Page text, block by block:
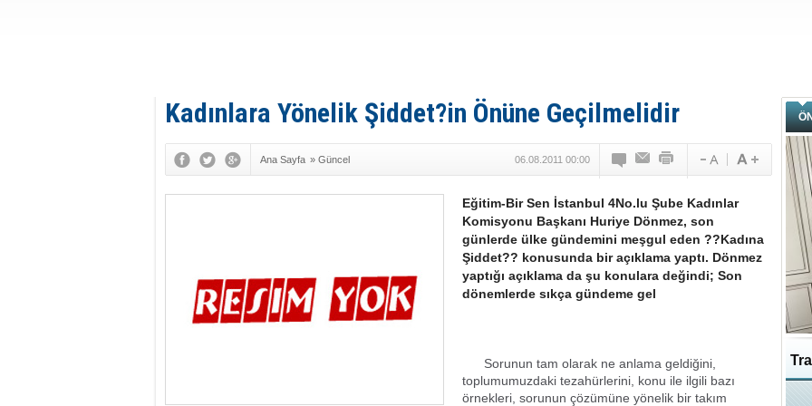
Kadınlara Yönelik Şiddet?in Önüne Geçilmelidir
Ana Sayfa » Güncel 06.08.2011 00:00
Eğitim-Bir Sen İstanbul 4No.lu Şube Kadınlar
Komisyonu Başkanı Huriye Dönmez, son
günlerde ülke gündemini meşgul eden ??Kadına
Şiddet?? konusunda bir açıklama yaptı. Dönmez
yaptığı açıklama da şu konulara değindi; Son
dönemlerde sıkça gündeme gel
Sorunun tam olarak ne anlama geldiğini,
toplumumuzdaki tezahürlerini, konu ile ilgili bazı
örnekleri, sorunun çözümüne yönelik bir takım